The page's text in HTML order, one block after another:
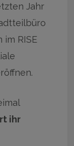
Jahr
RISE
ihr